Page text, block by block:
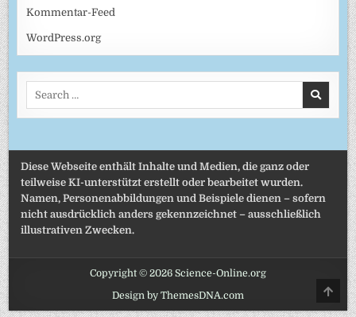
Kommentar-Feed
WordPress.org
Search
Diese Webseite enthält Inhalte und Medien, die ganz oder
teilweise KI-unterstützt erstellt oder bearbeitet wurden.
Namen, Personenabbildungen und Beispiele dienen – sofern
nicht ausdrücklich anders gekennzeichnet – ausschließlich
illustrativen Zwecken.
Copyright © 2026 Science-Online.org
Design by ThemesDNA.com
TOP